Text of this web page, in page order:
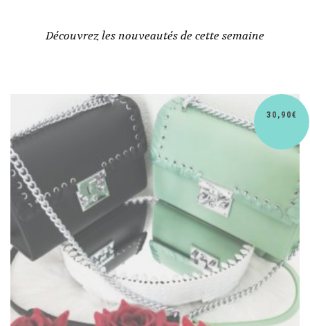
Découvrez les nouveautés de cette semaine
30,90€